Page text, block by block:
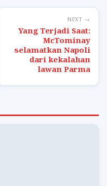
NEXT →
Yang Terjadi Saat:
McTominay
selamatkan Napoli
dari kekalahan
lawan Parma